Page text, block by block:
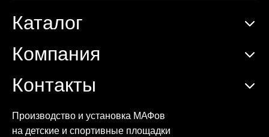
Производство и установка МАФов
на детские и спортивные площадки
Каталог
Компания
Контакты